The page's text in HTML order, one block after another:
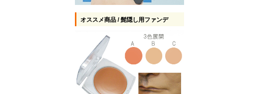
オススメ商品 / 髭隠し用ファンデ